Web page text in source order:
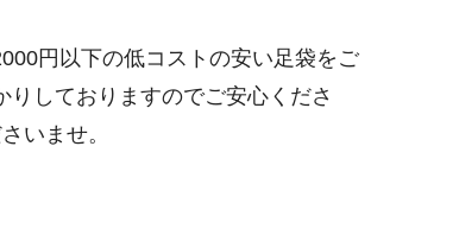
円以下の低コストの安い足袋をご
しておりますのでご安心くださ
いませ。